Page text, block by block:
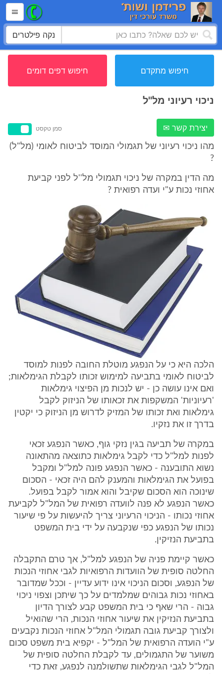
נקה פילטרים
חיפוש מתקדם חיפוש דפים דומים
ניכוי רעיוני מל''ל
יצירת קשר ✉ סמן טקסט
מהו ניכוי רעיוני של תגמולי המוסד לביטוח לאומי (מל"ל)
?
מה הדין במקרה של ניכוי תגמולי מל''ל לפני קביעת
אחוזי נכות ע"י ועדה רפואית ?
הלכה היא כי על הנפגע מוטלת החובה לפנות למוסד
לביטוח לאומי בתביעה למימוש זכותו לקבלת הגימלאות;
ואם אינו עושה כן - יש לנכות מן הפיצוי גימלאות
'רעיוניות' המשקפות את זכאותו של הניזוק לקבל
גימלאות ואת זכותו של המזיק לדרוש מן הניזוק כי יקטין
בדרך זו את נזקיו.
במקרה של תביעה בגין נזקי גוף, כאשר הנפגע זכאי
לפנות למל"ל כדי לקבל גימלאות כתוצאה מהתאונה
נשוא התובענה - כאשר הנפגע פונה למל"ל ומקבל
בפועל את הגימלאות והמענק להם היה זכאי - הסכום
שינוכה הוא הסכום שקיבל והוא אמור לקבל בפועל.
כאשר הנפגע לא פנה לוועדה רפואית של המל"ל לקביעת
אחוזי נכותו - הניכוי הרעיוני צריך להיעשות על פי שיעור
נכותו של הנפגע כפי שנקבעה על ידי בית המשפט
בתביעת הנזיקין.
כאשר קיימת פניה של הנפגע למל"ל, אך טרם התקבלה
החלטה סופית של הוועדות הרפואיות לגבי אחוזי הנכות
של הנפגע, וסכום הניכוי אינו ידוע עדיין - וככל שמדובר
באחוזי נכות גבוהים שמלמדים על כך שיתכן וצפוי ניכוי
גבוה - הרי שאף כי בית המשפט קבע לצורך הדיון
בתביעת הנזיקין את שיעור אחוזי הנכות, הרי שהואיל
ולצורך קביעת גובה תגמולי המל"ל אחוזי הנכות נקבעים
ע"י הועדה הרפואית של המל"ל - יקפיא בית משפט סכום
משוער של התגמולים, עד לקבלת החלטה סופית של
המל"ל לגבי הגימלאות שתשולמנה לנפגע, זאת כדי